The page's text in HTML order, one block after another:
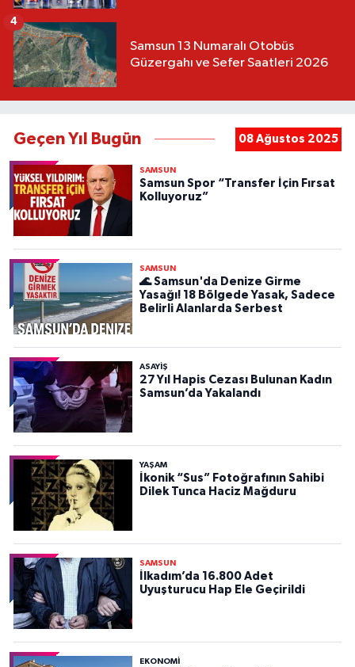
Samsun 13 Numaralı Otobüs
Güzergahı ve Sefer Saatleri 2026
4
Geçen Yıl Bugün 08 Ağustos 2025
SAMSUN
Samsun Spor “Transfer İçin Fırsat
Kolluyoruz”
SAMSUN
🌊 Samsun'da Denize Girme
Yasağı! 18 Bölgede Yasak, Sadece
Belirli Alanlarda Serbest
ASAYIŞ
27 Yıl Hapis Cezası Bulunan Kadın
Samsun’da Yakalandı
YAŞAM
İkonik “Sus” Fotoğrafının Sahibi
Dilek Tunca Haciz Mağduru
SAMSUN
İlkadım’da 16.800 Adet
Uyuşturucu Hap Ele Geçirildi
EKONOMİ